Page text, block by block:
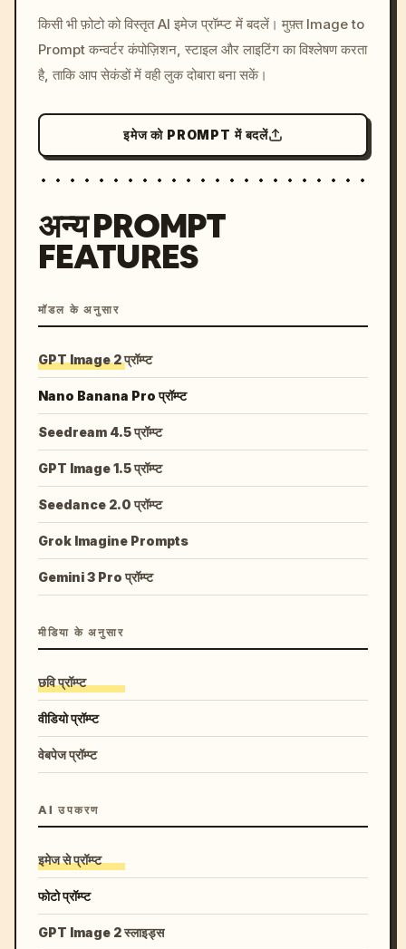
c, cyberpunk sunset, neon
colors, 8k --v 6.0
किसी भी फ़ोटो को विस्तृत AI इमेज प्रॉम्प्ट में बदलें। मुफ़्त Image to
Prompt कन्वर्टर कंपोज़िशन, स्टाइल और लाइटिंग का विश्लेषण करता
है, ताकि आप सेकंडों में वही लुक दोबारा बना सकें।
इमेज को PROMPT में बदलें
अन्य PROMPT
FEATURES
मॉडल के अनुसार
GPT Image 2 प्रॉम्प्ट
Nano Banana Pro प्रॉम्प्ट
Seedream 4.5 प्रॉम्प्ट
GPT Image 1.5 प्रॉम्प्ट
Seedance 2.0 प्रॉम्प्ट
Grok Imagine Prompts
Gemini 3 Pro प्रॉम्प्ट
मीडिया के अनुसार
छवि प्रॉम्प्ट
वीडियो प्रॉम्प्ट
वेबपेज प्रॉम्प्ट
AI उपकरण
इमेज से प्रॉम्प्ट
फोटो प्रॉम्प्ट
GPT Image 2 स्लाइड्स